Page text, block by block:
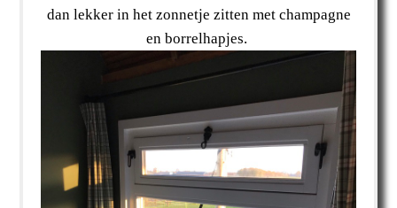
dan lekker in het zonnetje zitten met champagne
en borrelhapjes.